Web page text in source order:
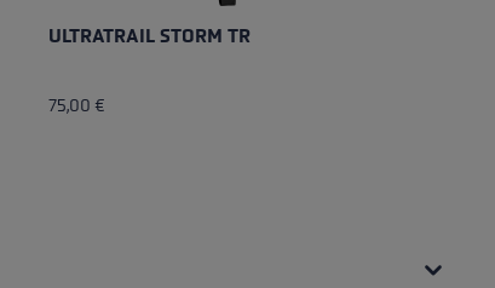
ULTRATRAIL STORM TR
75,00 €